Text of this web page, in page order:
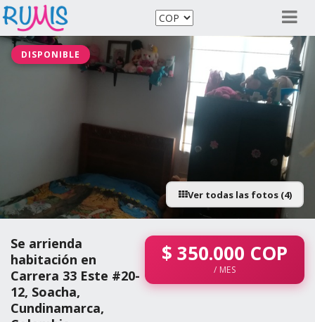
DISPONIBLE
Ver todas las fotos (4)
Se arrienda
habitación en
Carrera 33 Este #20-
12, Soacha,
Cundinamarca,
$ 350.000 COP
/ MES